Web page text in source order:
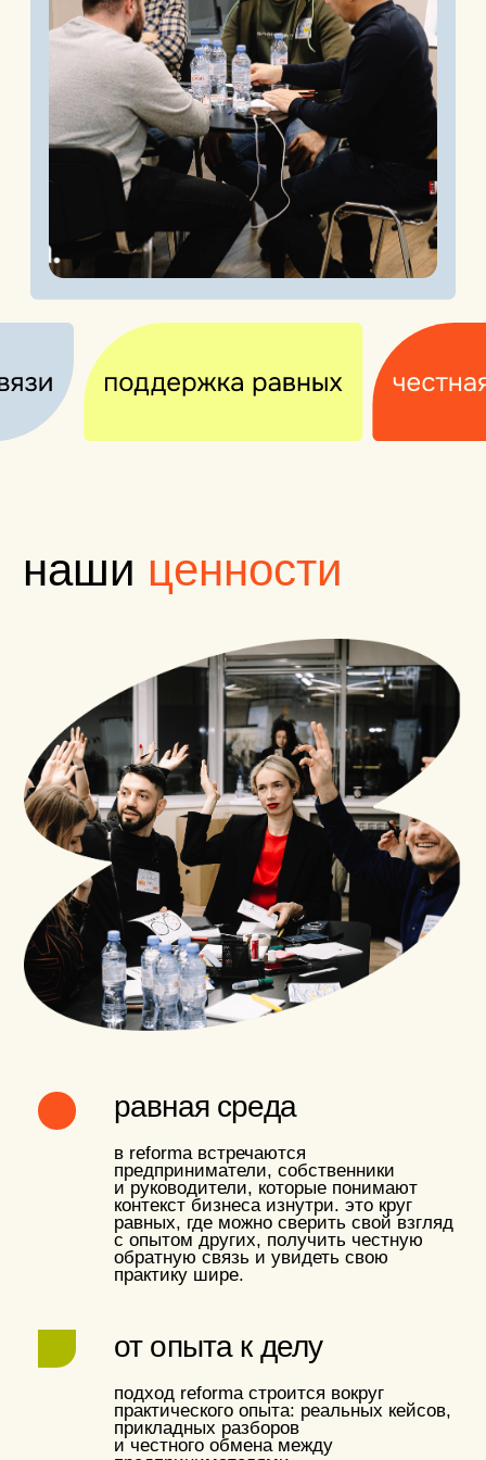
Онлайн-экскурсия по системе
регламентов
Евгений Курбангалиев
Предприниматель с 13-летним опытом. Ex-
управляющий партнёр компании «Симбионты